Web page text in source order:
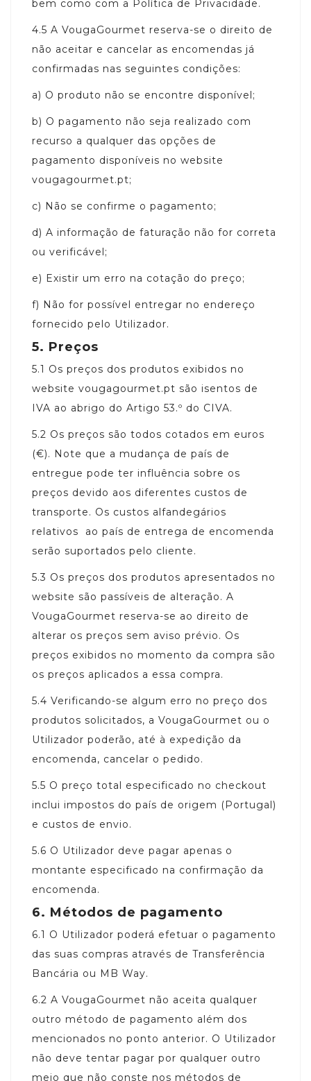
bem como com a Política de Privacidade.
4.5 A VougaGourmet reserva-se o direito de
não aceitar e cancelar as encomendas já
confirmadas nas seguintes condições:
a) O produto não se encontre disponível;
b) O pagamento não seja realizado com
recurso a qualquer das opções de
pagamento disponíveis no website
vougagourmet.pt;
c) Não se confirme o pagamento;
d) A informação de faturação não for correta
ou verificável;
e) Existir um erro na cotação do preço;
f) Não for possível entregar no endereço
fornecido pelo Utilizador.
5. Preços
5.1 Os preços dos produtos exibidos no
website vougagourmet.pt são isentos de
IVA ao abrigo do Artigo 53.º do CIVA.
5.2 Os preços são todos cotados em euros
(€). Note que a mudança de país de
entregue pode ter influência sobre os
preços devido aos diferentes custos de
transporte. Os custos alfandegários
relativos ao país de entrega de encomenda
serão suportados pelo cliente.
5.3 Os preços dos produtos apresentados no
website são passíveis de alteração. A
VougaGourmet reserva-se ao direito de
alterar os preços sem aviso prévio. Os
preços exibidos no momento da compra são
os preços aplicados a essa compra.
5.4 Verificando-se algum erro no preço dos
produtos solicitados, a VougaGourmet ou o
Utilizador poderão, até à expedição da
encomenda, cancelar o pedido.
5.5 O preço total especificado no checkout
inclui impostos do país de origem (Portugal)
e custos de envio.
5.6 O Utilizador deve pagar apenas o
montante especificado na confirmação da
encomenda.
6. Métodos de pagamento
6.1 O Utilizador poderá efetuar o pagamento
das suas compras através de Transferência
Bancária ou MB Way.
6.2 A VougaGourmet não aceita qualquer
outro método de pagamento além dos
mencionados no ponto anterior. O Utilizador
não deve tentar pagar por qualquer outro
meio que não conste nos métodos de